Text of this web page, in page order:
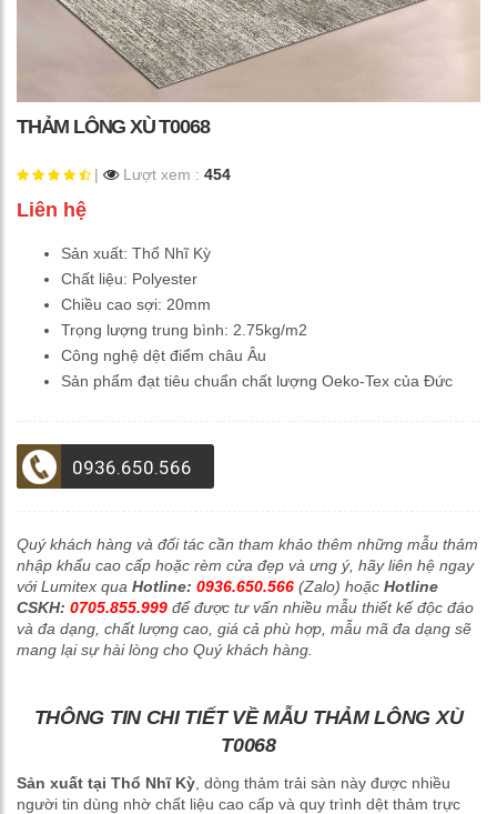
THẢM LÔNG XÙ T0068
| Lượt xem : 454
Liên hệ
Sản xuất: Thổ Nhĩ Kỳ
Chất liệu: Polyester
Chiều cao sợi: 20mm
Trọng lượng trung bình: 2.75kg/m2
Công nghệ dệt điểm châu Âu
Sản phẩm đạt tiêu chuẩn chất lượng Oeko-Tex của Đức
0936.650.566
Quý khách hàng và đối tác cần tham khảo thêm những mẫu thảm
nhập khẩu cao cấp hoặc rèm cửa đẹp và ưng ý, hãy liên hệ ngay
với Lumitex qua Hotline: 0936.650.566 (Zalo) hoặc Hotline
CSKH: 0705.855.999 để được tư vấn nhiều mẫu thiết kế độc đáo
và đa dạng, chất lượng cao, giá cả phù hợp, mẫu mã đa dạng sẽ
mang lại sự hài lòng cho Quý khách hàng.
THÔNG TIN CHI TIẾT VỀ MẪU THẢM LÔNG XÙ
T0068
Sản xuất tại Thổ Nhĩ Kỳ , dòng thảm trải sàn này được nhiều
người tin dùng nhờ chất liệu cao cấp và quy trình dệt thảm trực